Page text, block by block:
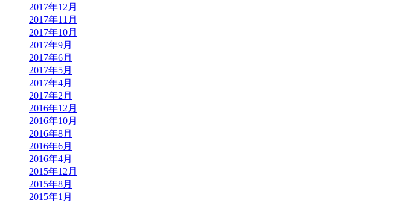
2017年12月
2017年11月
2017年10月
2017年9月
2017年6月
2017年5月
2017年4月
2017年2月
2016年12月
2016年10月
2016年8月
2016年6月
2016年4月
2015年12月
2015年8月
2015年1月